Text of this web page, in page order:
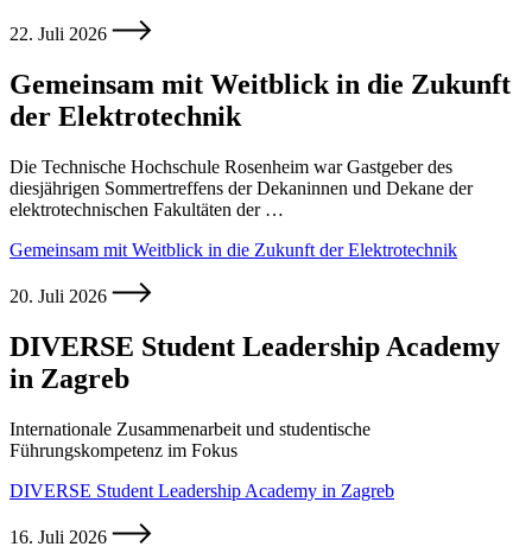
22. Juli 2026
Gemeinsam mit Weitblick in die Zukunft
der Elektrotechnik
Die Technische Hochschule Rosenheim war Gastgeber des
diesjährigen Sommertreffens der Dekaninnen und Dekane der
elektrotechnischen Fakultäten der …
Gemeinsam mit Weitblick in die Zukunft der Elektrotechnik
20. Juli 2026
DIVERSE Student Leadership Academy
in Zagreb
Internationale Zusammenarbeit und studentische
Führungskompetenz im Fokus
DIVERSE Student Leadership Academy in Zagreb
16. Juli 2026